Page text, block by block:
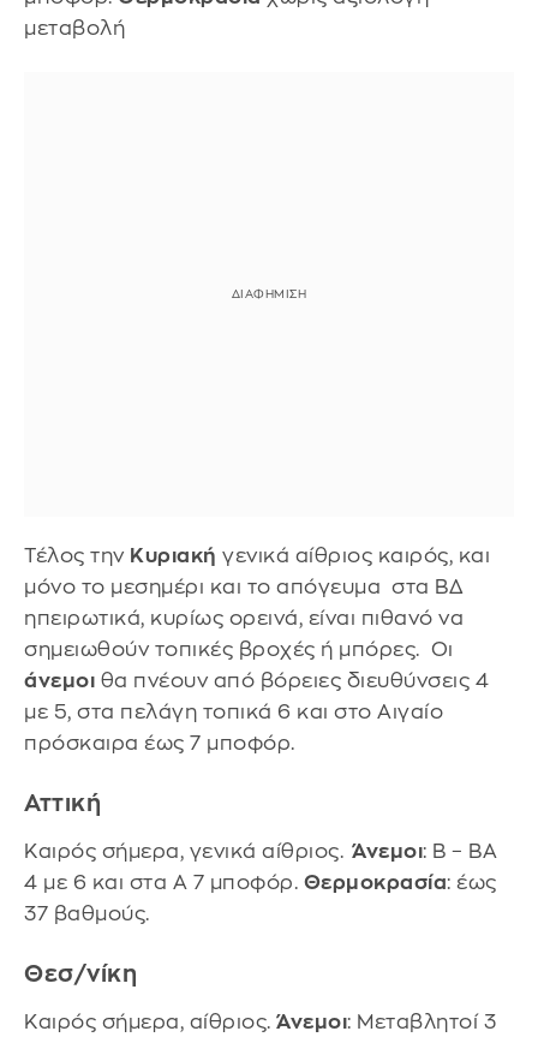
μεταβολή
Τέλος την Κυριακή γενικά αίθριος καιρός, και
μόνο το μεσημέρι και το απόγευμα στα ΒΔ
ηπειρωτικά, κυρίως ορεινά, είναι πιθανό να
σημειωθούν τοπικές βροχές ή μπόρες. Οι
άνεμοι θα πνέουν από βόρειες διευθύνσεις 4
με 5, στα πελάγη τοπικά 6 και στο Αιγαίο
πρόσκαιρα έως 7 μποφόρ.
Αττική
Καιρός σήμερα, γενικά αίθριος. Άνεμοι: Β – ΒΑ
4 με 6 και στα Α 7 μποφόρ. Θερμοκρασία: έως
37 βαθμούς.
Θεσ/νίκη
Καιρός σήμερα, αίθριος. Άνεμοι: Μεταβλητοί 3